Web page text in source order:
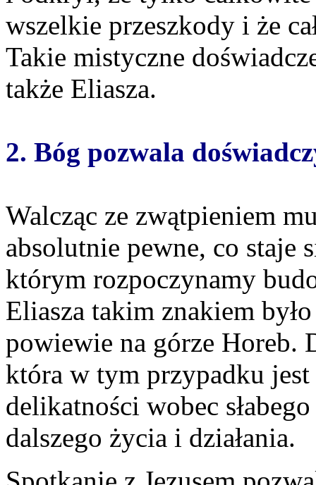
wszelkie przeszkody i że
Takie mistyczne
także Eliasza.
2. Bóg pozwala
Walcząc ze zwątpieniem
absolutnie pewne, co staje
którym rozpoczynamy
Eliasza takim znakiem
powiewie na górze Horeb.
która w tym przypadku jest
delikatności wobec
dalszego życia i działania.